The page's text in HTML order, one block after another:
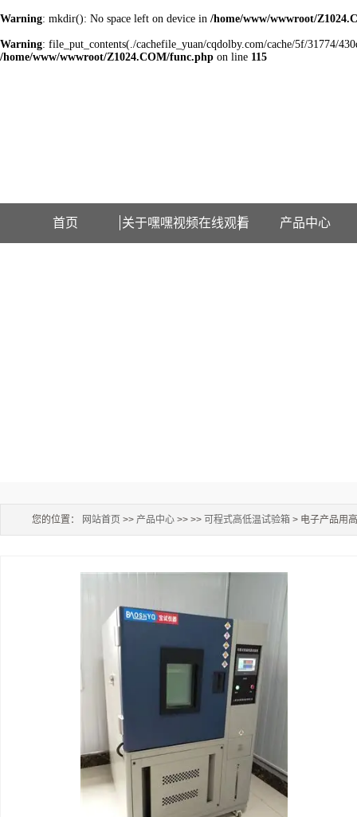
Warning: mkdir(): No space left on device in /home/www/wwwroot/
Warning: file_put_contents(./cachefile_yuan/cqdolby.com/cache/5f/31774/
/home/www/wwwroot/Z1024.COM/func.php on line 115
首页 关于嘿嘿视频在线观看 产品中心
您的位置： 网站首页 >> 产品中心 >> >> 可程式高低温试验箱 > 电子产品用